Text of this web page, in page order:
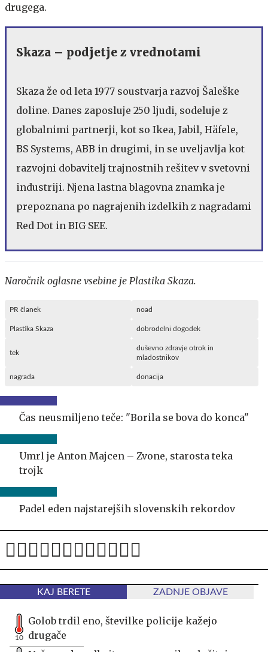
drugega.
Skaza – podjetje z vrednotami
Skaza že od leta 1977 soustvarja razvoj Šaleške
doline. Danes zaposluje 250 ljudi, sodeluje z
globalnimi partnerji, kot so Ikea, Jabil, Häfele,
BS Systems, ABB in drugimi, in se uveljavlja kot
razvojni dobavitelj trajnostnih rešitev v svetovni
industriji. Njena lastna blagovna znamka je
prepoznana po nagrajenih izdelkih z nagradami
Red Dot in BIG SEE.
Naročnik oglasne vsebine je Plastika Skaza.
PR članek noad
Plastika Skaza dobrodelni dogodek
tek
duševno zdravje otrok in
mladostnikov
nagrada donacija
Čas neusmiljeno teče: "Borila se bova do konca"
Umrl je Anton Majcen – Zvone, starosta teka
trojk
Padel eden najstarejših slovenskih rekordov
KAJ BERETE ZADNJE OBJAVE
10
Golob trdil eno, številke policije kažejo
drugače